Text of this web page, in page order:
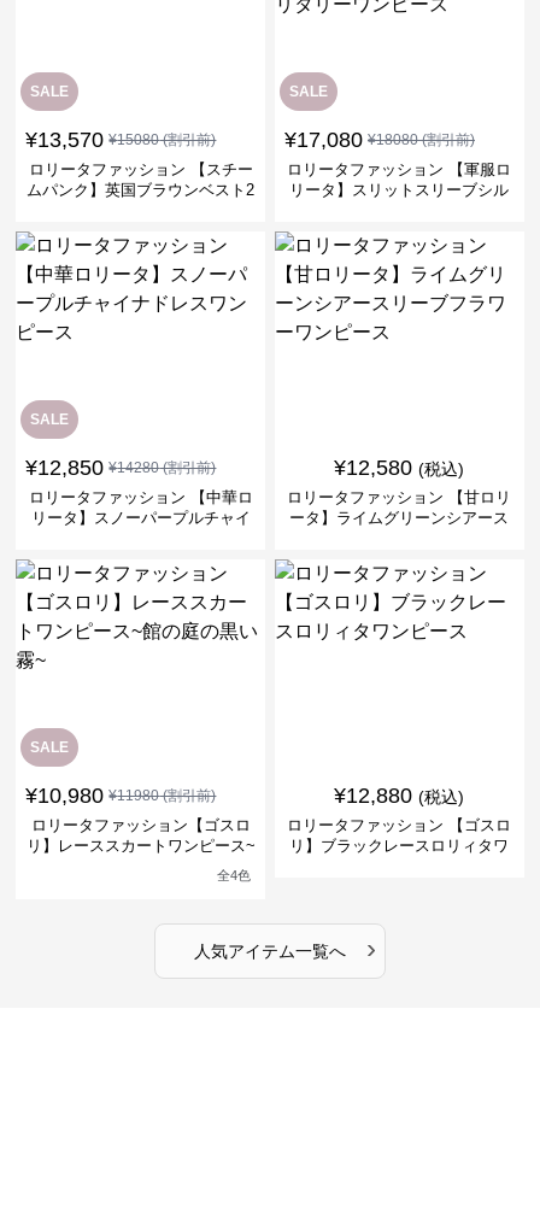
SALE
¥13,570 ¥15080(割引前)
ロリータファッション 【スチー
ムパンク】英国ブラウンベスト2
SALE
¥17,080 ¥18080(割引前)
ロリータファッション 【軍服ロ
リータ】スリットスリーブシル
SALE
¥12,850 ¥14280(割引前)
ロリータファッション 【中華ロ
リータ】スノーパープルチャイ
¥12,580 (税込)
ロリータファッション 【甘ロリ
ータ】ライムグリーンシアース
SALE
¥10,980 ¥11980(割引前)
ロリータファッション【ゴスロ
リ】レーススカートワンピース~
全4色
¥12,880 (税込)
ロリータファッション 【ゴスロ
リ】ブラックレースロリィタワ
人気アイテム一覧へ ›